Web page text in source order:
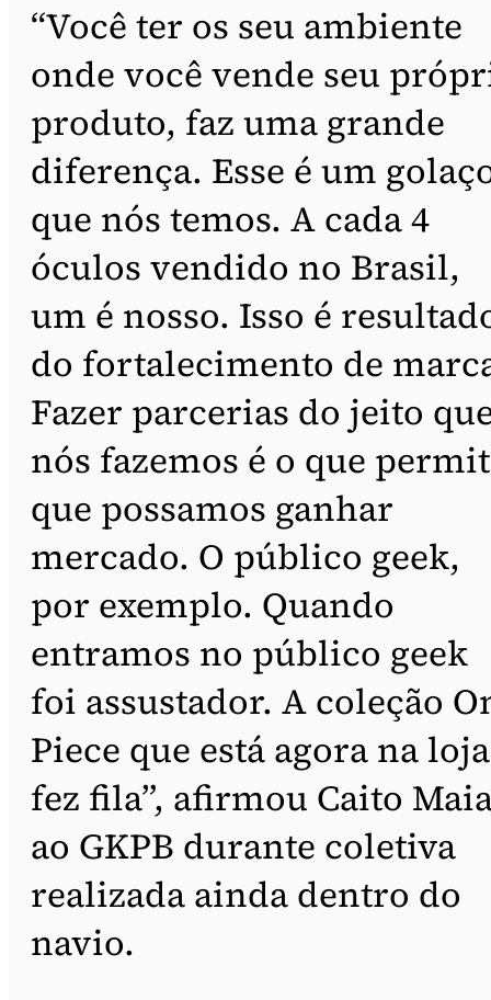
“Você ter os seu ambiente
onde você vende seu
produto, faz uma grande
diferença. Esse é um
que nós temos. A cada 4
óculos vendido no Brasil,
um é nosso. Isso é
do fortalecimento de
Fazer parcerias do jeito
nós fazemos é o que
que possamos ganhar
mercado. O público geek,
por exemplo. Quando
entramos no público geek
foi assustador. A coleção
Piece que está agora na loja
fez fila”, afirmou Caito
ao GKPB durante coletiva
realizada ainda dentro do
navio.